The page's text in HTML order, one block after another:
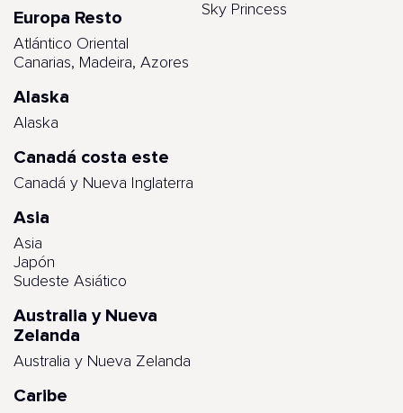
Europa Resto
Atlántico Oriental
Canarias, Madeira, Azores
Alaska
Alaska
Canadá costa este
Canadá y Nueva Inglaterra
Asia
Asia
Japón
Sudeste Asiático
Australia y Nueva
Zelanda
Australia y Nueva Zelanda
Caribe
Sky Princess